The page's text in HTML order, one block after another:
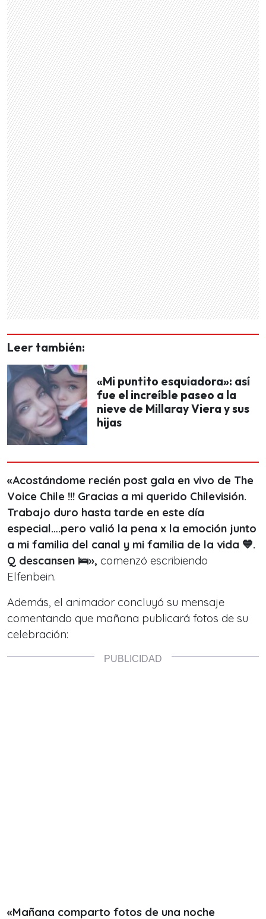
Leer también:
«Mi puntito esquiadora»: así
fue el increíble paseo a la
nieve de Millaray Viera y sus
hijas
«Acostándome recién post gala en vivo de The
Voice Chile !!! Gracias a mi querido Chilevisión.
Trabajo duro hasta tarde en este día
especial….pero valió la pena x la emoción junto
a mi familia del canal y mi familia de la vida 💙.
Q descansen 🛌», comenzó escribiendo
Elfenbein.
Además, el animador concluyó su mensaje
comentando que mañana publicará fotos de su
celebración:
«Mañana comparto fotos de una noche